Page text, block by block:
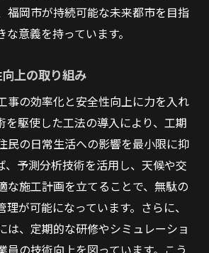
福岡市が持続可能な未来都市を目指
意義を持っています。
上の取り組み
事の効率化と安全性向上に力を入れ
を駆使した工法の導入により、工期
民の日常生活への影響を最小限に抑
、予測分析技術を活用し、天候や交
な施工計画を立てることで、無駄の
が可能になっています。さらに、
は、定期的な研修やシミュレーショ
員の技術向上を図っています。こう